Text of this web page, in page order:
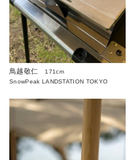
鳥越敬仁
171cm
SnowPeak LANDSTATION TOKYO